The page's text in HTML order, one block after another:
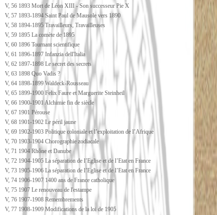
V, 56 1893 Mort de Léon XIII - Son successeur Pie X
V, 57 1893-1894 Saint Paul de Mausole vers 1890
V, 58 1894-1895 Travailleurs, Travailleuses
V, 59 1895 La comète de 1895
V, 60 1896 Tournant scientifique
V, 61 1896-1897 Infanzia dell'Italia
V, 62 1897-1898 Le secret des secrets
V, 63 1898 Quo Vadis ?
V, 64 1898-1899 Waldeck-Rousseau
V, 65 1899-1900 Felix Faure et Marguerite Steinheil
V, 66 1900-1901 Alchimie fin de siècle
V, 67 1901 Pérouse
V, 68 1901-1902 Le péril jaune
V, 69 1902-1903 Politique coloniale et l’exploitation de l’Afrique
V, 70 1903-1904 Chorographie zodiacale
V, 71 1904 Rhône et Danube
V, 72 1904-1905 La séparation de l’Eglise et de l’Etat en France
V, 73 1905-1906 La séparation de l’Eglise et de l’Etat en France
V, 74 1906-1907 1400 ans de France catholique
V, 75 1907 Le renouveau de l'estampe
V, 76 1907-1908 Remembrements
V, 77 1908-1909 Modifications de la loi de 1905